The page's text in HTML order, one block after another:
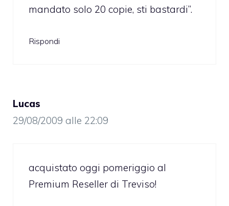
mandato solo 20 copie, sti bastardi”.
Rispondi
Lucas
29/08/2009 alle 22:09
acquistato oggi pomeriggio al
Premium Reseller di Treviso!